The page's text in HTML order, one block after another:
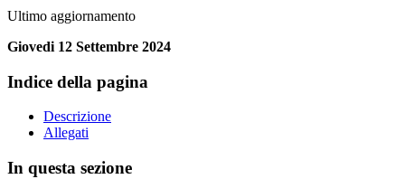
Ultimo aggiornamento
Giovedi 12 Settembre 2024
Indice della pagina
Descrizione
Allegati
In questa sezione